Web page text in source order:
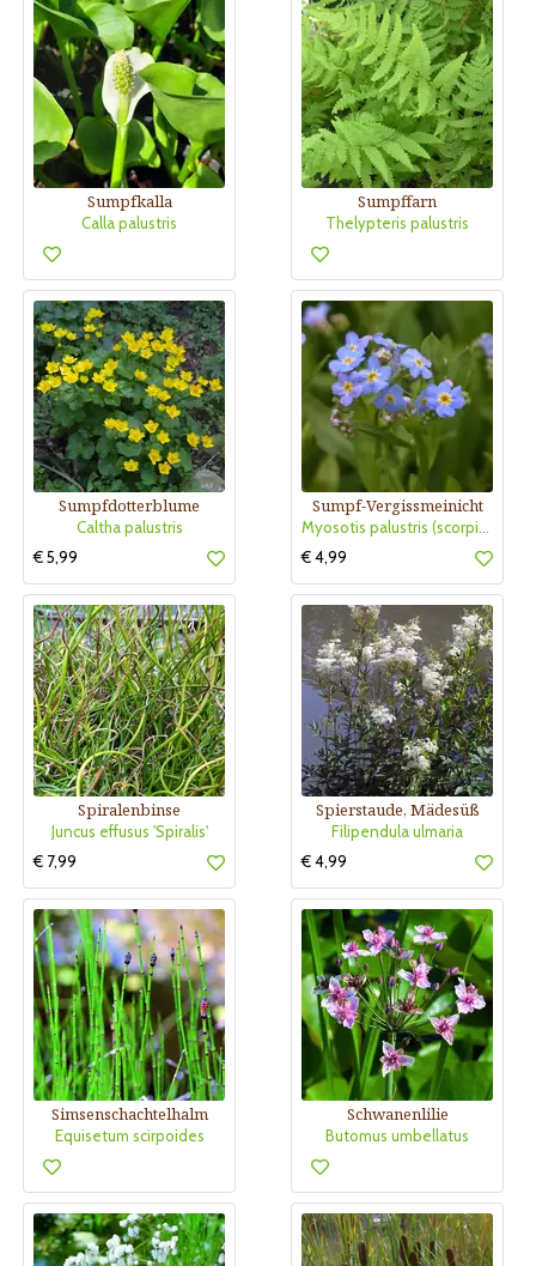
Sumpfkalla
Calla palustris
Sumpffarn
Thelypteris palustris
Sumpfdotterblume
Caltha palustris
€ 5,99
Sumpf-Vergissmeinicht
Myosotis palustris (scorpioides)
€ 4,99
Spiralenbinse
Juncus effusus 'Spiralis'
€ 7,99
Spierstaude, Mädesüß
Filipendula ulmaria
€ 4,99
Simsenschachtelhalm
Equisetum scirpoides
Schwanenlilie
Butomus umbellatus